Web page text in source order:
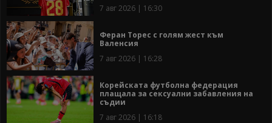
7 авг 2026 | 16:30
Феран Торес с голям жест към
Валенсия
7 авг 2026 | 16:28
Корейската футболна федерация
плащала за сексуални забавления на
съдии
7 авг 2026 | 16:18